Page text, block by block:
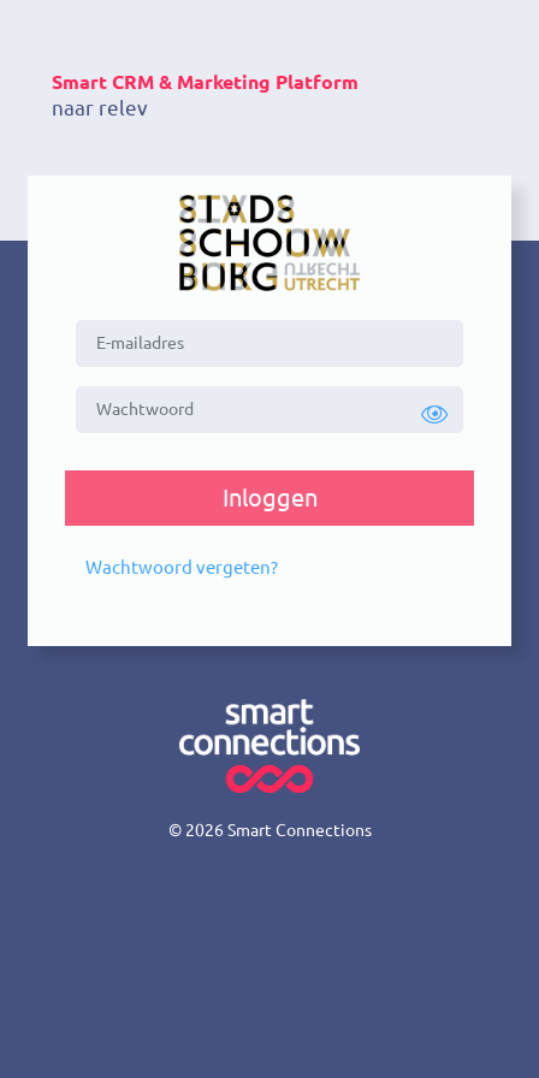
Smart CRM & Marketing Platform
naar releva
Inloggen
Wachtwoord vergeten?
© 2026 Smart Connections